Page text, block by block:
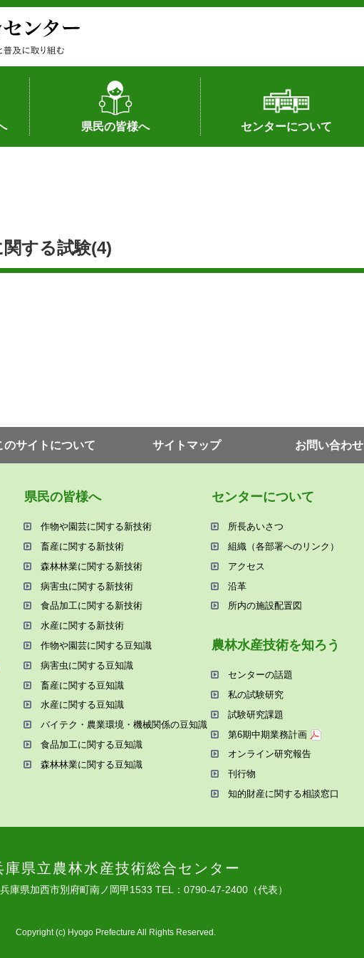
県民の皆様へ
作物や園芸に関する新技術
畜産に関する新技術
森林林業に関する新技術
病害虫に関する新技術
食品加工に関する新技術
水産に関する新技術
作物や園芸に関する豆知識
病害虫に関する豆知識
畜産に関する豆知識
水産に関する豆知識
バイテク・農業環境・機械関係
食品加工に関する豆知識
森林林業に関する豆知識
センターについて
所長あいさつ
組織（各部署へのリンク）
アクセス
沿革
所内の施設配置図
関する試験(4)
のサイトについて サイトマップ お問い合わせ
県⺠の皆様へ
作物や園芸に関する新技術
畜産に関する新技術
森林林業に関する新技術
病害⾍に関する新技術
⾷品加⼯に関する新技術
⽔産に関する新技術
作物や園芸に関する⾖知識
病害⾍に関する⾖知識
畜産に関する⾖知識
⽔産に関する⾖知識
バイテク・農業環境・機械関係の⾖知識
⾷品加⼯に関する⾖知識
森林林業に関する⾖知識
センターについて
所⻑あいさつ
組織（各部署へのリンク）
アクセス
沿⾰
所内の施設配置図
農林⽔産技術を知ろう
センターの話題
私の試験研究
試験研究課題
第6期中期業務計画
オンライン研究報告
刊⾏物
知的財産に関する相談窓⼝
庫県⽴農林⽔産技術総合センター
庫県加⻄市別府町南ノ岡甲1533 TEL：0790-47-2400（代表）
Copyright (c) Hyogo Prefecture All Rights Reserved.